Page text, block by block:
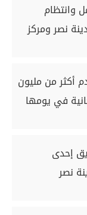
وانتظام
نصر ومركز
تقدم أكثر من مليون
في يومها
إحدى
نصر